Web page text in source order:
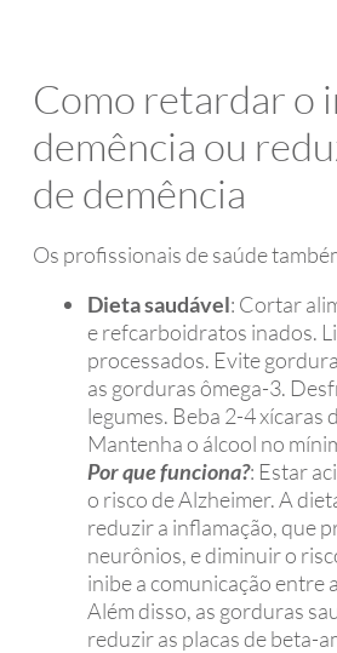
Como retardar o
demência ou
de demência
Os profissionais de saúde
Dieta saudável: Cortar
e refcarboidratos inados.
processados. Evite
as gorduras ômega-3.
legumes. Beba 2-4 xícaras
Mantenha o álcool no
Por que funciona?: Estar
o risco de Alzheimer. A
reduzir a inflamação, que
neurônios, e diminuir o
inibe a comunicação entre
Além disso, as gorduras
reduzir as placas de beta-